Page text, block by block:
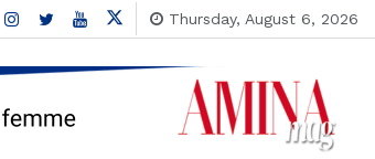
Thursday, August 6, 2026